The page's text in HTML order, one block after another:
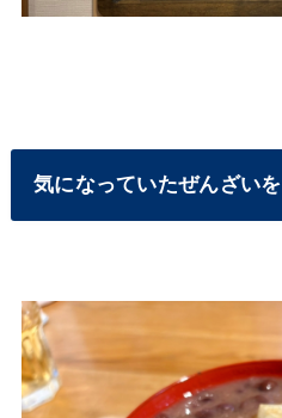
気になっていたぜんざい